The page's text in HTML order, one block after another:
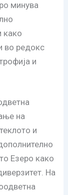
минува
како
во редокс
и
на
и
Езеро како
На